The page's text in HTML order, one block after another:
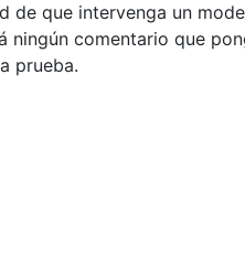
de que intervenga un
ningún comentario que
prueba.